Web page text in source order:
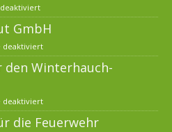
GmbH
deaktiviert
Winterhauch-
deaktiviert
die Feuerwehr